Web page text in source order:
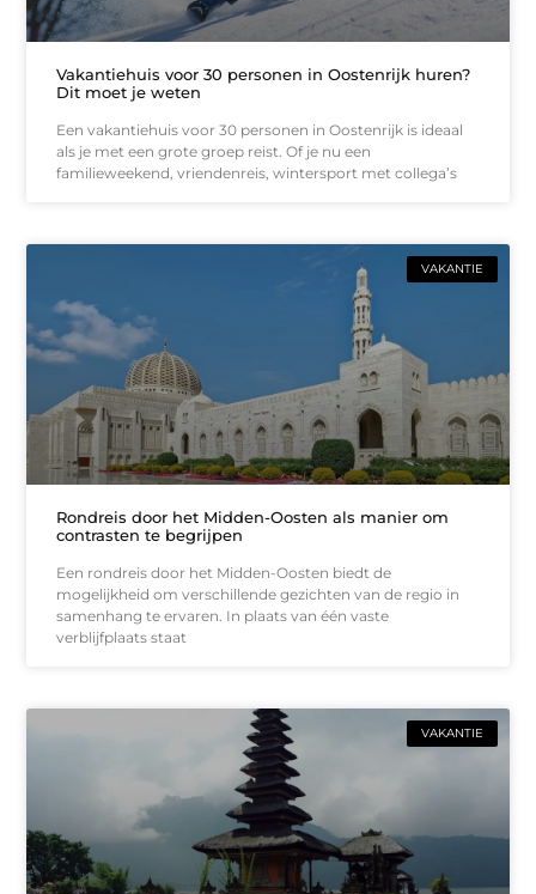
Vakantiehuis voor 30 personen in Oostenrijk huren?
Dit moet je weten
Een vakantiehuis voor 30 personen in Oostenrijk is ideaal
als je met een grote groep reist. Of je nu een
familieweekend, vriendenreis, wintersport met collega’s
VAKANTIE
Rondreis door het Midden-Oosten als manier om
contrasten te begrijpen
Een rondreis door het Midden-Oosten biedt de
mogelijkheid om verschillende gezichten van de regio in
samenhang te ervaren. In plaats van één vaste
verblijfplaats staat
VAKANTIE